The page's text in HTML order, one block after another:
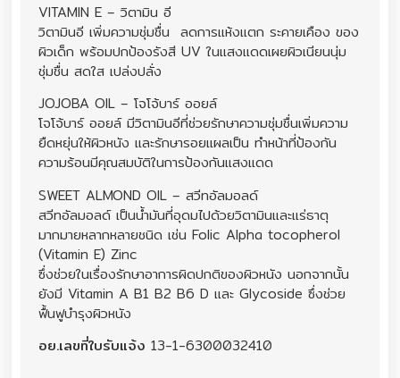
VITAMIN E – วิตามิน อี
วิตามินอี เพิ่มความชุ่มชื่น ลดการแห้งแตก ระคายเคือง ของ
ผิวเด็ก พร้อมปกป้องรังสี UV ในแสงแดดเผยผิวเนียนนุ่ม
ชุ่มชื่น สดใส เปล่งปลั่ง
JOJOBA OIL – โจโจ้บาร์ ออยล์
โจโจ้บาร์ ออยล์ มีวิตามินอีที่ช่วยรักษาความชุ่มชื่นเพิ่มความ
ยืดหยุ่นให้ผิวหนัง และรักษารอยแผลเป็น ทำหน้าที่ป้องกัน
ความร้อนมีคุณสมบัติในการป้องกันแสงแดด
SWEET ALMOND OIL – สวีทอัลมอลด์
สวีทอัลมอลด์ เป็นน้ำมันที่อุดมไปด้วยวิตามินและแร่ธาตุ
มากมายหลากหลายชนิด เช่น Folic Alpha tocopherol
(Vitamin E) Zinc
ซึ่งช่วยในเรื่องรักษาอาการผิดปกติของผิวหนัง นอกจากนั้น
ยังมี Vitamin A B1 B2 B6 D และ Glycoside ซึ่งช่วย
ฟื้นฟูบำรุงผิวหนัง
อย.เลขที่ใบรับแจ้ง 13-1-6300032410